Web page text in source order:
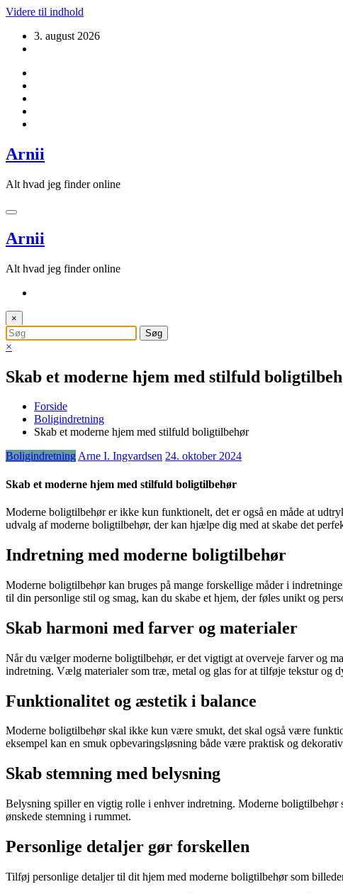
Videre til indhold
3. august 2026
Arnii
Alt hvad jeg finder online
Arnii
Alt hvad jeg finder online
×
×
Skab et moderne hjem med stilfuld
Forside
Boligindretning
Skab et moderne hjem med stilfuld boligtilbehør
BoligindretningArne I. Ingvardsen 24. oktober 2024
Skab et moderne hjem med stilfuld boligtilbehør
Moderne boligtilbehør er ikke kun funktionelt, det er også en måde at
udvalg af moderne boligtilbehør, der kan hjælpe dig med at skabe det
Indretning med moderne boligtilbehør
Moderne boligtilbehør kan bruges på mange forskellige måder i
til din personlige stil og smag, kan du skabe et hjem, der føles unikt og
Skab harmoni med farver og materialer
Når du vælger moderne boligtilbehør, er det vigtigt at overveje farver og
indretning. Vælg materialer som træ, metal og glas for at tilføje tekstur og
Funktionalitet og æstetik i balance
Moderne boligtilbehør skal ikke kun være smukt, det skal også være
eksempel kan en smuk opbevaringsløsning både være praktisk og
Skab stemning med belysning
Belysning spiller en vigtig rolle i enhver indretning. Moderne
ønskede stemning i rummet.
Personlige detaljer gør forskellen
Tilføj personlige detaljer til dit hjem med moderne boligtilbehør som